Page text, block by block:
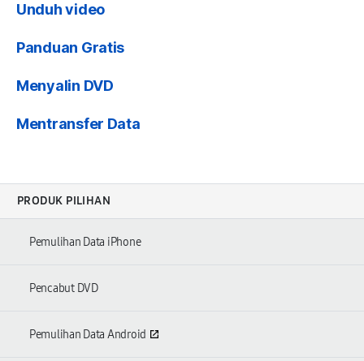
Unduh video
Panduan Gratis
Menyalin DVD
Mentransfer Data
PRODUK PILIHAN
Pemulihan Data iPhone
Pencabut DVD
Pemulihan Data Android